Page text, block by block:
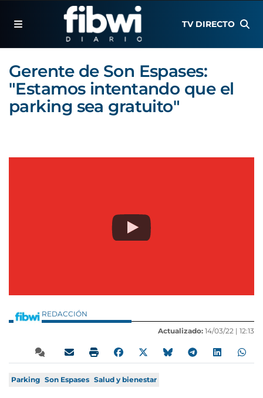
TV DIRECTO
Gerente de Son Espases:
"Estamos intentando que el
parking sea gratuito"
REDACCIÓN
Actualizado: 14/03/22 | 12:13
Parking Son Espases Salud y bienestar